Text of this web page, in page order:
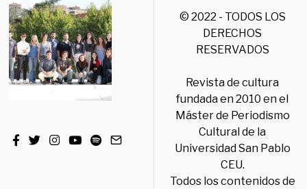
© 2022 - TODOS LOS
DERECHOS
RESERVADOS
Revista de cultura
fundada en 2010 en el
Máster de Periodismo
Cultural de la
Universidad San Pablo
CEU.
Todos los contenidos de